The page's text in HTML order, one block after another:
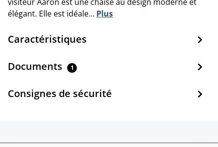
élégant. Elle est idéale… Plus
Caractéristiques
Documents 1
Consignes de sécurité